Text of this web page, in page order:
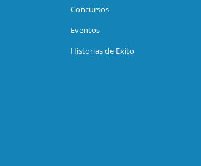
Concursos
Eventos
Historias de Exíto